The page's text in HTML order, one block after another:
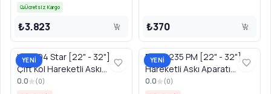
Ücretsiz Kargo
₺3.823 ₺370
YENİ
LED404 Star [22" - 32"]
Çift Kol Hareketli Askı
Aparatı
0.0 (0)
YENİ
PWR2235 PM [22" - 32"]
Hareketli Askı Aparatı
CODE:15086
0.0 (0)